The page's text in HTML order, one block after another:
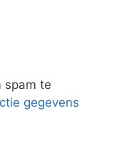
spam te
gegevens